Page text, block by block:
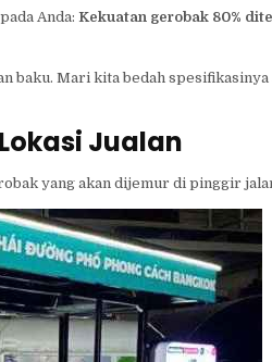
Anda: Kekuatan gerobak 80%
Mari kita bedah spesifikasinya
Jualan
yang akan dijemur di pinggir